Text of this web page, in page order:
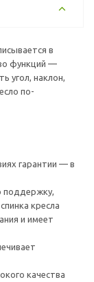
в
функций —
угол, наклон,
по-
гарантии — в
поддержку,
кресла
и имеет
качества